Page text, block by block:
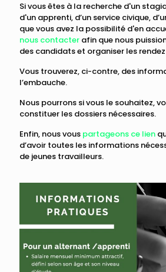
Si vous êtes à la recherche d'un
d'un apprenti, d’un service civique,
que vous avez la possibilité d'en
nous contacter afin que nous
des candidats et organiser les
Vous trouverez, ci-contre, des
l’embauche.
Nous pourrons si vous le souhaitez,
constituer les dossiers nécessaires.
Enfin, nous vous partageons ce lien
d’avoir toutes les informations
de jeunes travailleurs.